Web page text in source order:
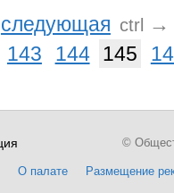
следующая ctrl
→
143 144 145
О палате Размещение
©